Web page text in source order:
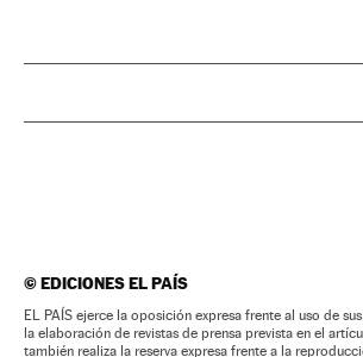
©EDICIONES EL PAÍS
EL PAÍS ejerce la oposición expresa frente al uso de
la elaboración de revistas de prensa prevista en el
también realiza la reserva expresa frente a la